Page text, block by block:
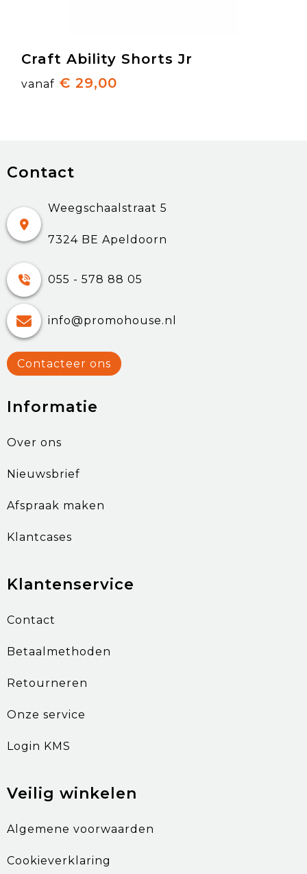
Craft Ability Shorts Jr
vanaf € 29,00
Contact
Weegschaalstraat 5
7324 BE Apeldoorn
055 - 578 88 05
info@promohouse.nl
Contacteer ons
Informatie
Over ons
Nieuwsbrief
Afspraak maken
Klantcases
Klantenservice
Contact
Betaalmethoden
Retourneren
Onze service
Login KMS
Veilig winkelen
Algemene voorwaarden
Cookieverklaring